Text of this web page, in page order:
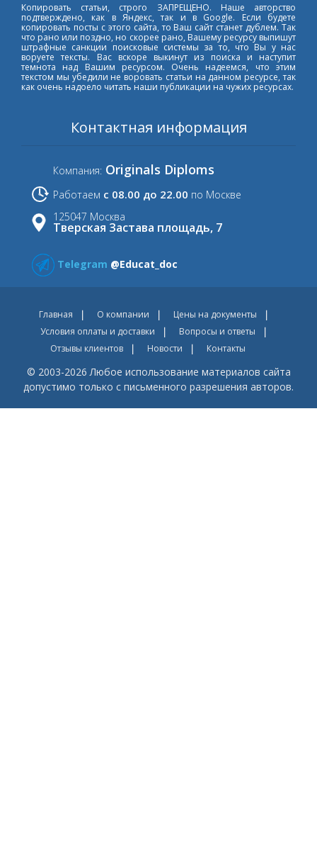
Копировать статьи, строго ЗАПРЕЩЕНО. Наше авторство
подтверждено, как в Яндекс, так и в Google. Если будете
копировать посты с этого сайта, то Ваш сайт станет дублем. Так
что рано или поздно, но скорее рано, Вашему ресурсу выпишут
штрафные санкции поисковые системы за то, что Вы у нас
воруете тексты. Вас вскоре выкинут из поиска и наступит
темнота над Вашим ресурсом. Очень надеемся, что этим
текстом мы убедили не воровать статьи на данном ресурсе, так
как очень надоело читать наши публикации на чужих ресурсах.
Контактная информация
Компания: Originals Diploms
Работаем с 08.00 до 22.00 по Москве
125047 Москва
Тверская Застава площадь, 7
Telegram @Educat_doc
Главная О компании
Цены на документы
Условия оплаты и доставки
Вопросы и ответы
Отзывы клиентов
Новости Контакты
© 2003-2026 Любое использование материалов сайта
допустимо только с письменного разрешения авторов.